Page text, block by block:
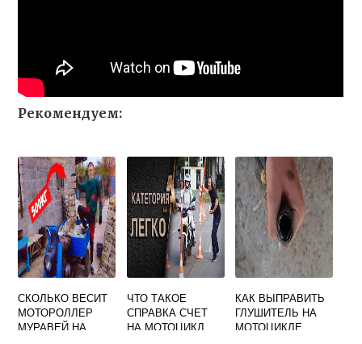
Рекомендуем:
СКОЛЬКО ВЕСИТ
МОТОРОЛЛЕР
МУРАВЕЙ НА
ЧТО ТАКОЕ
СПРАВКА СЧЕТ
НА МОТОЦИКЛ
КАК ВЫПРАВИТЬ
ГЛУШИТЕЛЬ НА
МОТОЦИКЛЕ